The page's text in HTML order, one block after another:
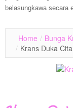
belasungkawa secara
Home / Bunga
/ Krans Duka